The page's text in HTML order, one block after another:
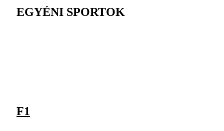
EGYÉNI SPORTOK
F1